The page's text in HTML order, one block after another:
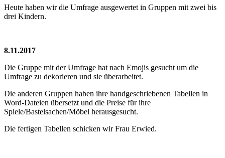
Heute haben wir die Umfrage ausgewertet in Gruppen mit zwei bis
drei Kindern.
8.11.2017
Die Gruppe mit der Umfrage hat nach Emojis gesucht um die
Umfrage zu dekorieren und sie überarbeitet.
Die anderen Gruppen haben ihre handgeschriebenen Tabellen in
Word-Dateien übersetzt und die Preise für ihre
Spiele/Bastelsachen/Möbel herausgesucht.
Die fertigen Tabellen schicken wir Frau Erwied.